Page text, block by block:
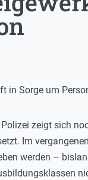
in Sorge um
zeigt sich
Im
werden –